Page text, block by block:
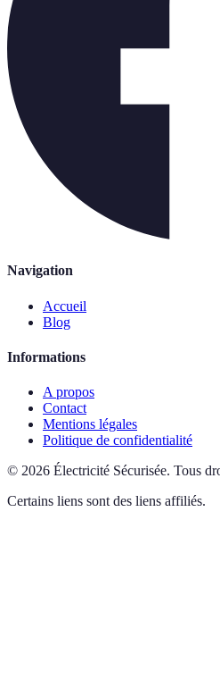
Navigation
Accueil
Blog
Informations
A propos
Contact
Mentions légales
Politique de confidentialité
© 2026 Électricité Sécurisée. Tous
Certains liens sont des liens affiliés.